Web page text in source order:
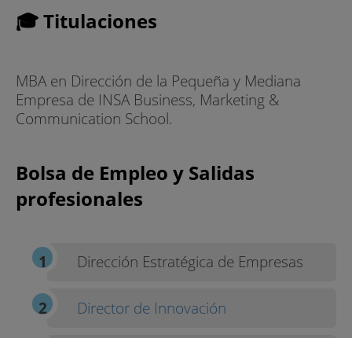
🎓 Titulaciones
MBA en Dirección de la Pequeña y Mediana
Empresa de INSA Business, Marketing &
Communication School.
Bolsa de Empleo y Salidas
profesionales
Dirección Estratégica de Empresas
Director de Innovación